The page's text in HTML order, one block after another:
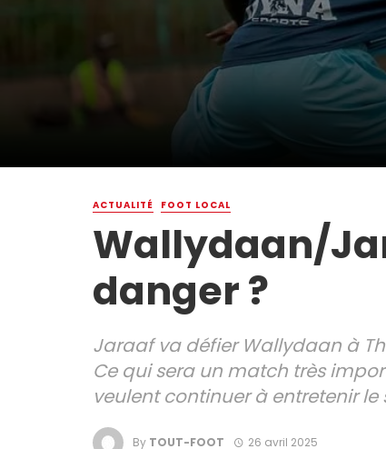
ACTUALITÉ FOOT LOCAL
Wallydaan/
danger ?
Jaraaf va défier Wallydaan à
Ce qui sera un match très
veulent continuer à entretenir le
By TOUT-FOOT 26 avril 2025